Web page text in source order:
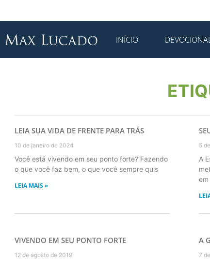
INÍCIO
LEIA SUA VIDA DE FRENTE PARA TRÁS
10 de janeiro de 2024
Você está vivendo em seu ponto forte? Fazendo
o que você faz bem, o que você sempre quis
LEIA MAIS »
5
A
em
VIVENDO EM SEU PONTO FORTE
12 de agosto de 2019
A
7